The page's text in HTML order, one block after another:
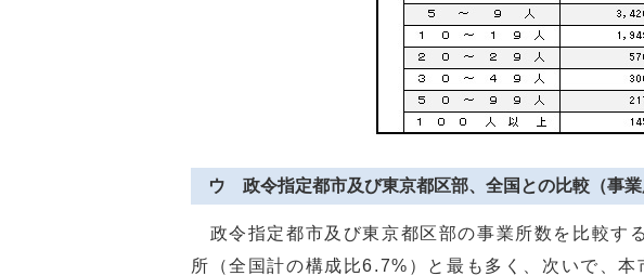
ウ 政令指定都市及び東京都区部、全国との比較（事業
政令指定都市及び東京都区部の事業所数を比較す
所（全国計の構成比6.7%）と最も多く、次いで、